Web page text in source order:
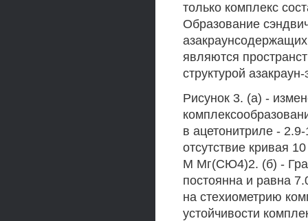
только комплекс
Образование
являются
структурой
Рисунок 3. (а) -
в ацетонитриле -
отсутствие кривая
М Мг(СЮ4)2. (б) -
постоянна и равна
на стехиометрию
устойчивости